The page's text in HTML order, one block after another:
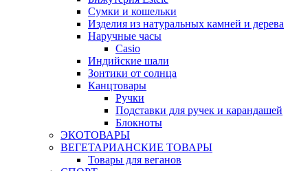
Сумки и кошельки
Изделия из натуральных камней и дерева
Наручные часы
Casio
Индийские шали
Зонтики от солнца
Канцтовары
Ручки
Подставки для ручек и карандашей
Блокноты
ЭКОТОВАРЫ
ВЕГЕТАРИАНСКИЕ ТОВАРЫ
Товары для веганов